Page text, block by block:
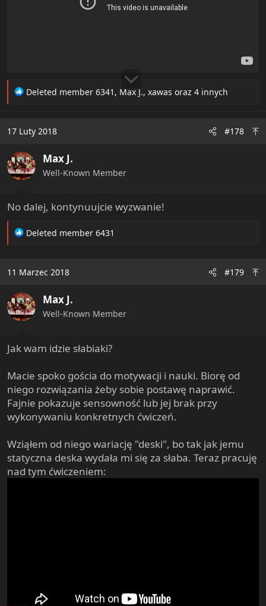
R
t
o
n
s
Deleted member 6341 , Max J., xawas oraz 4 innych
17 Luty 2018 #178
Max J.
Well-Known Member
No dalej, kontynuujcie wyzwanie!
R
t
o
n
s
Deleted member 6431
11 Marzec 2018 #179
Max J.
Well-Known Member
Jak wam idzie słabiaki?
Macie spoko gościa do motywacji i nauki. Biorę od
niego rozwiązania żeby sobie postawę naprawić.
Fajnie pokazuje sensowność lub jej brak przy
wykonywaniu konkretnych ćwiczeń.
Wziąłem od niego wariację "deski", bo tak jak jemu
statyczna deska wydała mi się za słaba. Teraz pracuję
nad tym ćwiczeniem: